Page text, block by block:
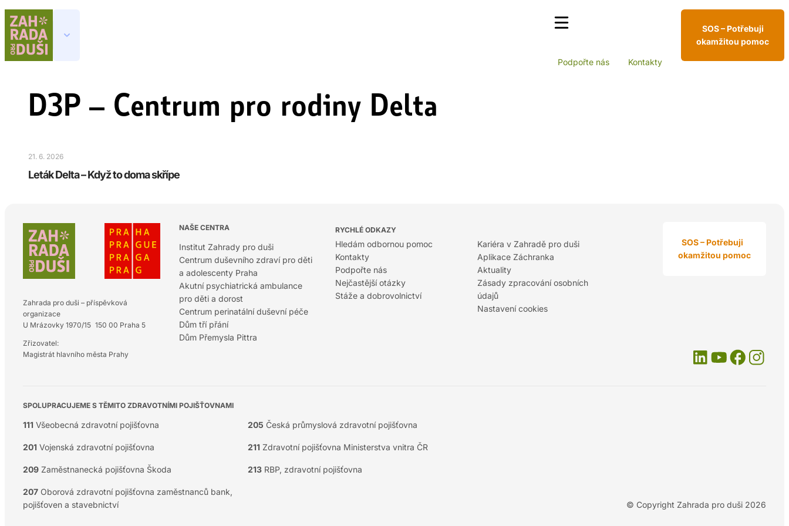
Podpořte nás Kontakty
SOS – Potřebuji
okamžitou pomoc
D3P – Centrum pro rodiny Delta
21. 6. 2026
Leták Delta – Když to doma skřípe
Zahrada pro duši – příspěvková
organizace
U Mrázovky 1970/15 150 00 Praha 5
Zřizovatel:
Magistrát hlavního města Prahy
NAŠE CENTRA
Institut Zahrady pro duši
Centrum duševního zdraví pro děti
a adolescenty Praha
Akutní psychiatrická ambulance
pro děti a dorost
Centrum perinatální duševní péče
Dům tří přání
Dům Přemysla Pittra
RYCHLÉ ODKAZY
Hledám odbornou pomoc
Kontakty
Podpořte nás
Nejčastější otázky
Stáže a dobrovolnictví
Kariéra v Zahradě pro duši
Aplikace Záchranka
Aktuality
Zásady zpracování osobních
údajů
Nastavení cookies
SOS – Potřebuji
okamžitou pomoc
SPOLUPRACUJEME S TĚMITO ZDRAVOTNÍMI POJIŠŤOVNAMI
111 Všeobecná zdravotní pojišťovna 205 Česká průmyslová zdravotní pojišťovna
201 Vojenská zdravotní pojišťovna 211 Zdravotní pojišťovna Ministerstva vnitra ČR
209Zaměstnanecká pojišťovna Škoda 213RBP, zdravotní pojišťovna
207Oborová zdravotní pojišťovna zaměstnanců bank,
pojišťoven a stavebnictví
© Copyright Zahrada pro duši 2026